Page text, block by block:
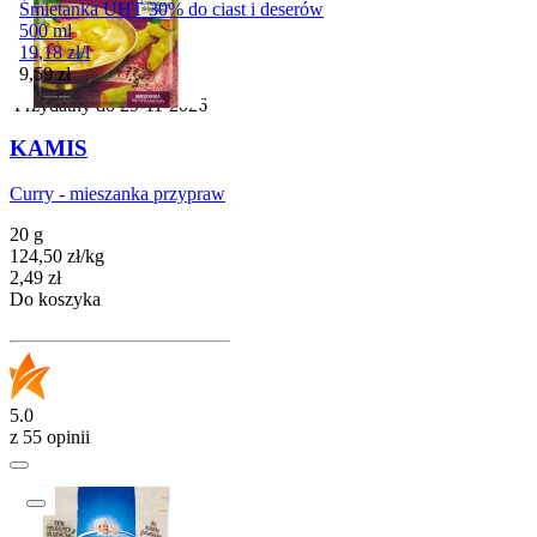
Śmietanka UHT 30% do ciast i deserów
500 ml
19,18 zł/l
Cena
9,59 zł
Przydatny do29-11-2026
KAMIS
Curry - mieszanka przypraw
20 g
124,50 zł/kg
Cena
2,49 zł
Do koszyka
5.0
z 55 opinii